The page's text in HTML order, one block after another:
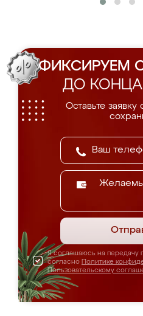
ФИКСИРУЕМ
ДО КОНЦА
Оставьте заявку
Я соглашаюсь на передачу
согласно Политике
Пользовательскому